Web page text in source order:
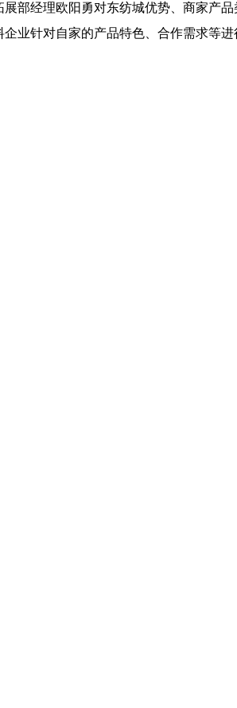
部经理欧阳勇对东纺城优势、商家产品
业针对自家的产品特色、合作需求等进